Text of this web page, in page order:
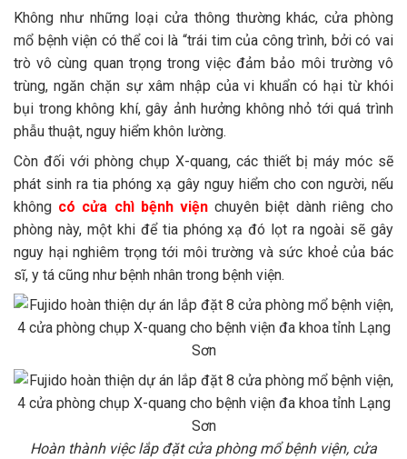
Không như những loại cửa thông thường khác, cửa phòng
mổ bệnh viện có thể coi là “trái tim của công trình, bởi có vai
trò vô cùng quan trọng trong việc đảm bảo môi trường vô
trùng, ngăn chặn sự xâm nhập của vi khuẩn có hại từ khói
bụi trong không khí, gây ảnh hưởng không nhỏ tới quá trình
phẫu thuật, nguy hiểm khôn lường.
Còn đối với phòng chụp X-quang, các thiết bị máy móc sẽ
phát sinh ra tia phóng xạ gây nguy hiểm cho con người, nếu
không có cửa chì bệnh viện chuyên biệt dành riêng cho
phòng này, một khi để tia phóng xạ đó lọt ra ngoài sẽ gây
nguy hại nghiêm trọng tới môi trường và sức khoẻ của bác
sĩ, y tá cũng như bệnh nhân trong bệnh viện.
Hoàn thành việc lắp đặt cửa phòng mổ bệnh viện, cửa